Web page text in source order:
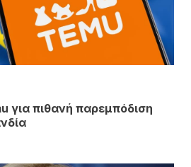
για πιθανή παρεμπόδιση